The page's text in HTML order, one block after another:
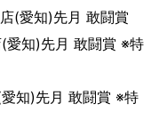
(愛知)先月 敢闘賞
愛知)先月 敢闘賞 ※特
知)先月 敢闘賞 ※特